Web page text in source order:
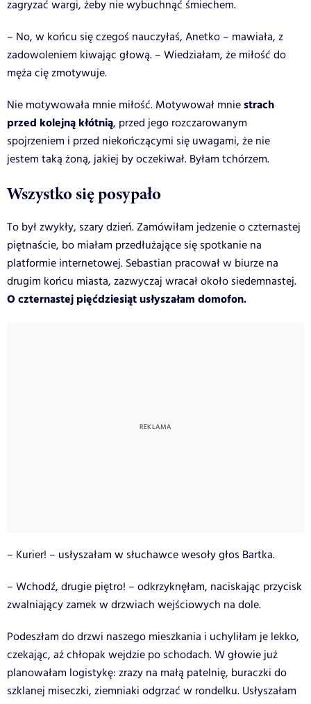
zagryzać wargi, żeby nie wybuchnąć śmiechem.
– No, w końcu się czegoś nauczyłaś, Anetko – mawiała, z
zadowoleniem kiwając głową. – Wiedziałam, że miłość do
męża cię zmotywuje.
Nie motywowała mnie miłość. Motywował mniestrach
przed kolejną kłótnią, przed jego rozczarowanym
spojrzeniem i przed niekończącymi się uwagami, że nie
jestem taką żoną, jakiej by oczekiwał. Byłam tchórzem.
Wszystko się posypało
To był zwykły, szary dzień. Zamówiłam jedzenie o czternastej
piętnaście, bo miałam przedłużające się spotkanie na
platformie internetowej. Sebastian pracował w biurze na
drugim końcu miasta, zazwyczaj wracał około siedemnastej.
O czternastej pięćdziesiąt usłyszałam domofon.
– Kurier! – usłyszałam w słuchawce wesoły głos Bartka.
– Wchodź, drugie piętro! – odkrzyknęłam, naciskając przycisk
zwalniający zamek w drzwiach wejściowych na dole.
Podeszłam do drzwi naszego mieszkania i uchyliłam je lekko,
czekając, aż chłopak wejdzie po schodach. W głowie już
planowałam logistykę: zrazy na małą patelnię, buraczki do
szklanej miseczki, ziemniaki odgrzać w rondelku. Usłyszałam